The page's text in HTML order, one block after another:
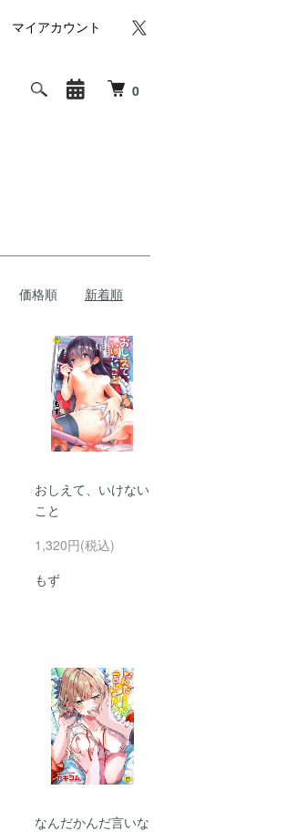
0
マイアカウント
価格順 新着順
おしえて、いけない
こと
1,320円(税込)
もず
なんだかんだ言いな